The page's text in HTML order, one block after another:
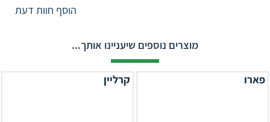
הוסף חוות דעת
מוצרים נוספים שיעניינו אותך...
פארו קרליין